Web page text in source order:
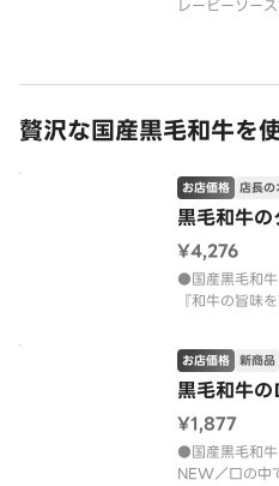
レービーソー
贅沢な国産黒毛和牛を
黒毛和牛
お店価格 店長の
¥4,276
●国産黒毛和
『和牛の旨味
ソースの芳醇
ます。 素材の
に楽しめるよ
黒毛和牛
お店価格 新商品
¥1,877
●国産黒毛和
NEW／口の中